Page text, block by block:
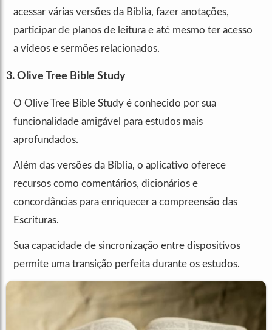
acessar várias versões da Bíblia, fazer anotações,
participar de planos de leitura e até mesmo ter acesso
a vídeos e sermões relacionados.
3. Olive Tree Bible Study
O Olive Tree Bible Study é conhecido por sua
funcionalidade amigável para estudos mais
aprofundados.
Além das versões da Bíblia, o aplicativo oferece
recursos como comentários, dicionários e
concordâncias para enriquecer a compreensão das
Escrituras.
Sua capacidade de sincronização entre dispositivos
permite uma transição perfeita durante os estudos.